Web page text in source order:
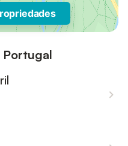
Portugal